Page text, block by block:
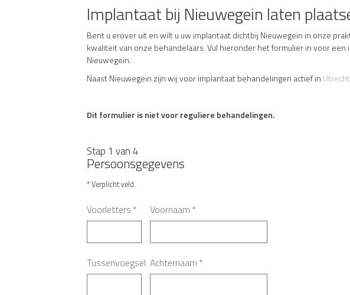
Implantaat bij Nieuwegein laten
Bent u erover uit en wilt u uw implantaat dichtbij Nieuwegein in onze
kwaliteit van onze behandelaars. Vul hieronder het formulier in voor
Nieuwegein.
Naast Nieuwegein zijn wij voor implantaat behandelingen actief in Utrecht
Dit formulier is niet voor reguliere behandelingen.
Stap 1 van 4
Persoonsgegevens
* Verplicht veld.
Voorletters * Voornaam *
Tussenvoegsel Achternaam *